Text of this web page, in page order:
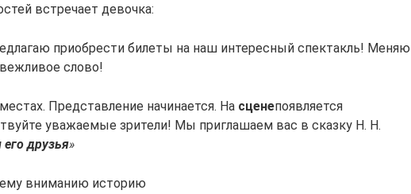
встречает девочка:
приобрести билеты на наш интересный спектакль! Меняю
слово!
Представление начинается. На сценепоявляется
уважаемые зрители! Мы приглашаем вас в сказку Н. Н.
его друзья»
вниманию историю